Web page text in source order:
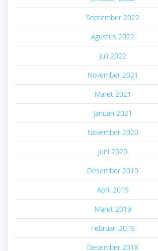
September 2022
Agustus 2022
Juli 2022
November 2021
Maret 2021
Januari 2021
November 2020
Juni 2020
Desember 2019
April 2019
Maret 2019
Februari 2019
Desember 2018